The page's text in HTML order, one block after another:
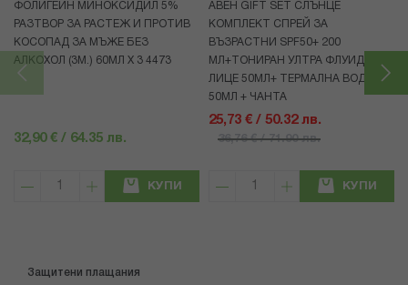
ФОЛИГЕЙН МИНОКСИДИЛ 5%
РАЗТВОР ЗА РАСТЕЖ И ПРОТИВ
КОСОПАД ЗА МЪЖЕ БЕЗ
АЛКОХОЛ (3М.) 60МЛ X 3 4473
32,90 € / 64.35 лв.
КУПИ
АВЕН GIFT SET СЛЪНЦЕ
КОМПЛЕКТ СПРЕЙ ЗА
ВЪЗРАСТНИ SPF50+ 200
МЛ+ТОНИРАН УЛТРА ФЛУИД ЗА
ЛИЦЕ 50МЛ+ ТЕРМАЛНА ВОДА
50МЛ + ЧАНТА
25,73 € / 50.32 лв.
36,76 € / 71.90 лв.
КУПИ
Защитени плащания